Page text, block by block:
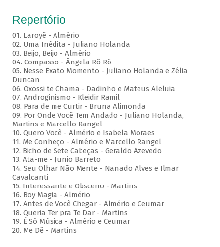
Repertório
01. Laroyê - Almério
02. Uma Inédita - Juliano Holanda
03. Beijo, Beijo - Almério
04. Compasso - Ângela Rô Rô
05. Nesse Exato Momento - Juliano Holanda e Zélia
Duncan
06. Oxossi te Chama - Dadinho e Mateus Aleluia
07. Androginismo - Kleidir Ramil
08. Para de me Curtir - Bruna Alimonda
09. Por Onde Você Tem Andado - Juliano Holanda,
Martins e Marcello Rangel
10. Quero Você - Almério e Isabela Moraes
11. Me Conheço - Almério e Marcello Rangel
12. Bicho de Sete Cabeças - Geraldo Azevedo
13. Ata-me - Junio Barreto
14. Seu Olhar Não Mente - Nanado Alves e Ilmar
Cavalcanti
15. Interessante e Obsceno - Martins
16. Boy Magia - Almério
17. Antes de Você Chegar - Almério e Ceumar
18. Queria Ter pra Te Dar - Martins
19. É Só Música - Almério e Ceumar
20. Me Dê - Martins